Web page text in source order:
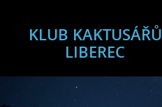
KLUB KAKTUSÁŘŮ
LIBEREC